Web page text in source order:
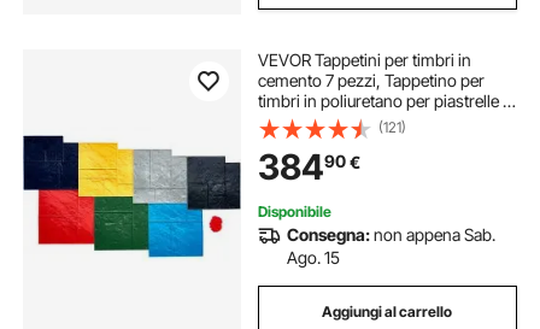
VEVOR Tappetini per timbri in
cemento 7 pezzi, Tappetino per
timbri in poliuretano per piastrelle in
pietra, 618 x 618 mm, Stampo per
texture in cemento senza cuciture
per decorazioni, Multicolore
(121)
38490€
Disponibile
Consegna:non appena Sab.
Ago. 15
Aggiungi al carrello